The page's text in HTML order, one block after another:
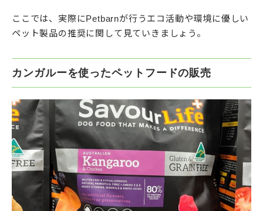
ここでは、実際にPetbarnが行うエコ活動や環境に優しい
ペット製品の推奨に関して見ていきましょう。
カンガルーを使ったペットフードの販売